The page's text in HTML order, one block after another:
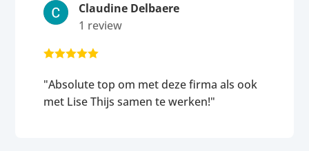
Claudine Delbaere
1 review

"Absolute top om met deze firma als ook
met Lise Thijs samen te werken!"